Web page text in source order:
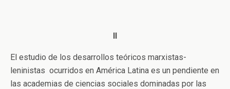
II
El estudio de los desarrollos teóricos marxistas-
leninistas ocurridos en América Latina es un pendiente en
las academias de ciencias sociales dominadas por las